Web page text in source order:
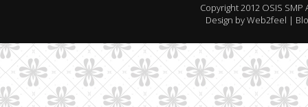
Copyright 2012 OSIS SMP
Design byWeb2feel |